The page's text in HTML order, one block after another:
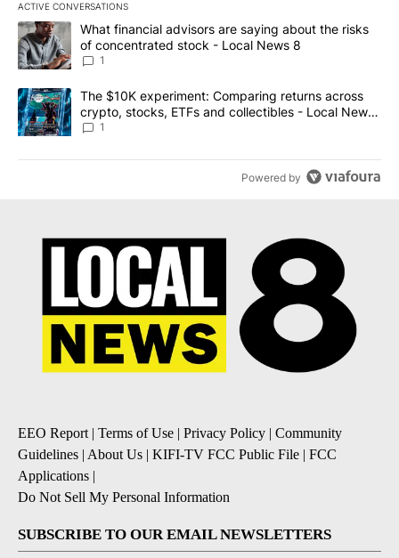
ACTIVE CONVERSATIONS
The following is a list of the most commented articles in the last
A trending article titled "What financial advisors are saying
What financial advisors are saying about the risks
of concentrated stock - Local News 8
1
A trending article titled "The $10K experiment: Comparing
The $10K experiment: Comparing returns across
crypto, stocks, ETFs and collectibles - Local News
8
1
Powered by
EEO Report | Terms of Use | Privacy Policy | Community
Guidelines | About Us | KIFI-TV FCC Public File | FCC
Applications |
Do Not Sell My Personal Information
SUBSCRIBE TO OUR EMAIL NEWSLETTERS